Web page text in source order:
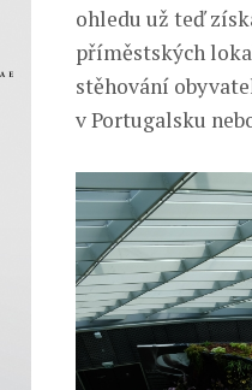
ohledu už teď
příměstských
stěhování
v Portugalsku